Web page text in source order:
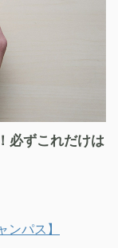
必ずこれだけは
パス】